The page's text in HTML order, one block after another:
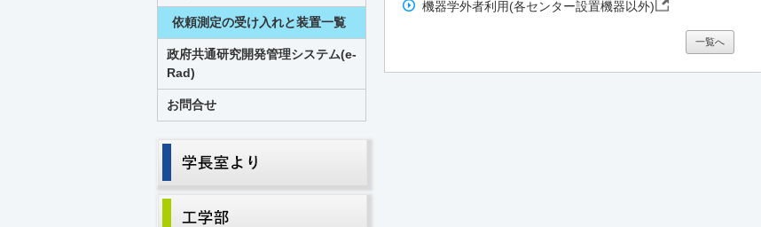
機器学外者利用(各センター設置機器以外)
一覧へ
依頼測定の受け入れと装置一覧
政府共通研究開発管理システム(e-
Rad)
お問合せ